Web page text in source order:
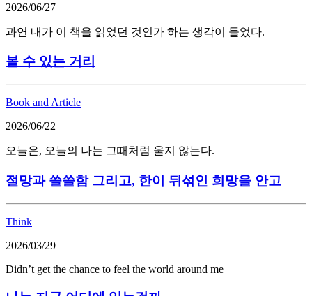
2026/06/27
과연 내가 이 책을 읽었던 것인가 하는 생각이 들었다.
볼 수 있는 거리
Book and Article
2026/06/22
오늘은, 오늘의 나는 그때처럼 울지 않는다.
절망과 쓸쓸함 그리고, 한이 뒤섞인 희망을 안고
Think
2026/03/29
Didn’t get the chance to feel the world around me